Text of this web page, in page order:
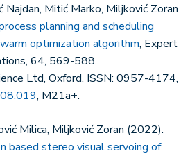
Najdan, Mitić Marko, Miljković Zoran
planning and scheduling
optimization algorithm, Expert
64, 569-588.
Ltd, Oxford, ISSN: 0957-4174,
, M21a+.
Milica, Miljković Zoran (2022).
based stereo visual servoing of